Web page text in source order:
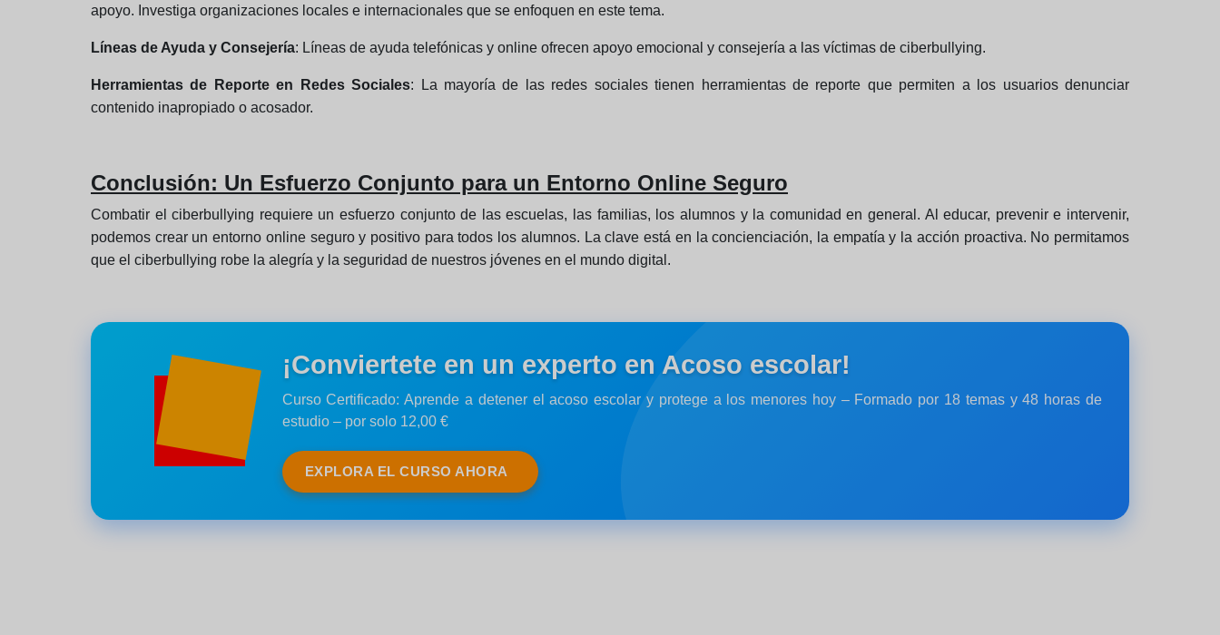
apoyo. Investiga organizaciones locales e internacionales que se enfoquen en este tema.
Líneas de Ayuda y Consejería: Líneas de ayuda telefónicas y online ofrecen apoyo emocional y consejería a las víctimas de ciberbullying.
Herramientas de Reporte en Redes Sociales: La mayoría de las redes sociales tienen herramientas de reporte que permiten a los usuarios denunciar
contenido inapropiado o acosador.
Conclusión: Un Esfuerzo Conjunto para un Entorno Online Seguro
Combatir el ciberbullying requiere un esfuerzo conjunto de las escuelas, las familias, los alumnos y la comunidad en general. Al educar, prevenir e intervenir,
podemos crear un entorno online seguro y positivo para todos los alumnos. La clave está en la concienciación, la empatía y la acción proactiva. No permitamos
que el ciberbullying robe la alegría y la seguridad de nuestros jóvenes en el mundo digital.
¡Conviertete en un experto en Acoso escolar!
Curso Certificado: Aprende a detener el acoso escolar y protege a los menores hoy – Formado por 18 temas y 48 horas de
estudio – por solo 12,00 €
EXPLORA EL CURSO AHORA